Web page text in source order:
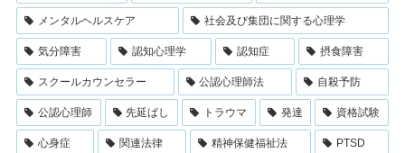
メンタルヘルスケア 社会及び集団に関する心理学
気分障害 認知心理学 認知症 摂食障害
スクールカウンセラー 公認心理師法 自殺予防
公認心理師 先延ばし トラウマ 発達 資格試験
心身症 関連法律 精神保健福祉法 PTSD